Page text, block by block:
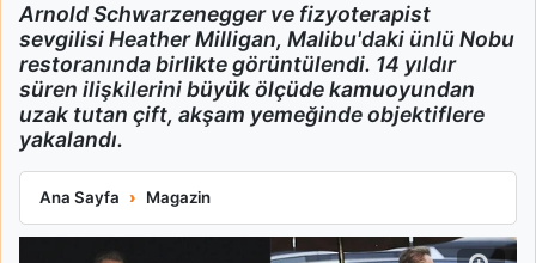
Arnold Schwarzenegger ve fizyoterapist
sevgilisi Heather Milligan, Malibu'daki ünlü Nobu
restoranında birlikte görüntülendi. 14 yıldır
süren ilişkilerini büyük ölçüde kamuoyundan
uzak tutan çift, akşam yemeğinde objektiflere
yakalandı.
Ana Sayfa Magazin
Schwarzenegger Sevgilisiyle Malibu Restoranında